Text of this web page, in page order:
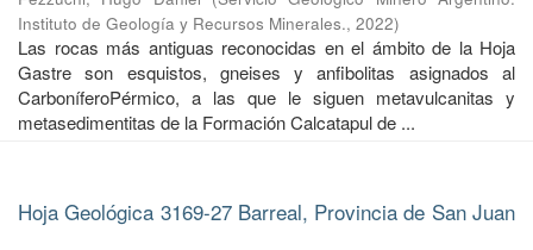
Instituto de Geología y Recursos Minerales., 2022)
Las rocas más antiguas reconocidas en el ámbito de la Hoja
Gastre son esquistos, gneises y anfibolitas asignados al
CarboníferoPérmico, a las que le siguen metavulcanitas y
metasedimentitas de la Formación Calcatapul de ...
Hoja Geológica 3169-27 Barreal, Provincia de San Juan